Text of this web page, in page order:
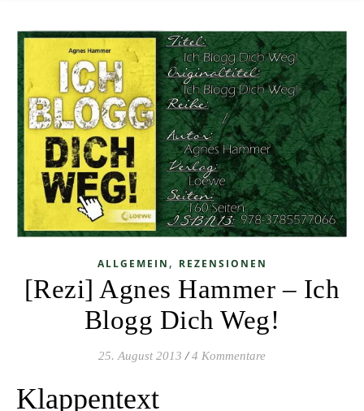
ALLGEMEIN , REZENSIONEN
[Rezi] Agnes Hammer – Ich
Blogg Dich Weg!
25. August 2013 / 4 Kommentare
Klappentext